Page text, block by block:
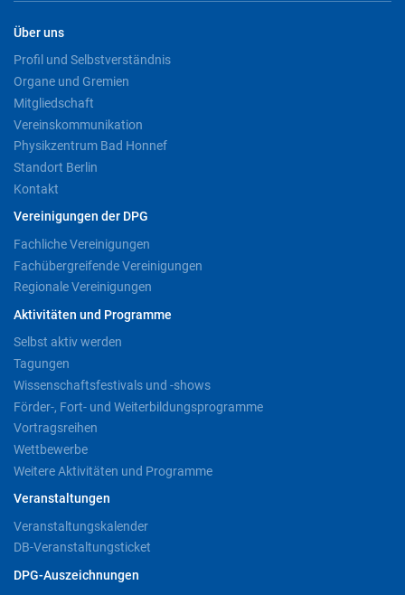
Über uns
Profil und Selbstverständnis
Organe und Gremien
Mitgliedschaft
Vereinskommunikation
Physikzentrum Bad Honnef
Standort Berlin
Kontakt
Vereinigungen der DPG
Fachliche Vereinigungen
Fachübergreifende Vereinigungen
Regionale Vereinigungen
Aktivitäten und Programme
Selbst aktiv werden
Tagungen
Wissenschaftsfestivals und -shows
Förder-, Fort- und Weiterbildungsprogramme
Vortragsreihen
Wettbewerbe
Weitere Aktivitäten und Programme
Veranstaltungen
Veranstaltungskalender
DB-Veranstaltungsticket
DPG-Auszeichnungen